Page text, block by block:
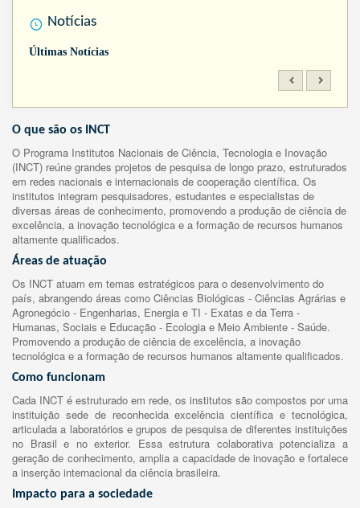
Notícias
Últimas Notícias
O que são os INCT
O Programa Institutos Nacionais de Ciência, Tecnologia e Inovação
(INCT) reúne grandes projetos de pesquisa de longo prazo, estruturados
em redes nacionais e internacionais de cooperação científica. Os
institutos integram pesquisadores, estudantes e especialistas de
diversas áreas de conhecimento, promovendo a produção de ciência de
excelência, a inovação tecnológica e a formação de recursos humanos
altamente qualificados.
Áreas de atuação
Os INCT atuam em temas estratégicos para o desenvolvimento do
país, abrangendo áreas como Ciências Biológicas - Ciências Agrárias e
Agronegócio - Engenharias, Energia e TI - Exatas e da Terra -
Humanas, Sociais e Educação - Ecologia e Meio Ambiente - Saúde.
Promovendo a produção de ciência de excelência, a inovação
tecnológica e a formação de recursos humanos altamente qualificados.
Como funcionam
Cada INCT é estruturado em rede, os institutos são compostos por uma
instituição sede de reconhecida excelência científica e tecnológica,
articulada a laboratórios e grupos de pesquisa de diferentes instituições
no Brasil e no exterior. Essa estrutura colaborativa potencializa a
geração de conhecimento, amplia a capacidade de inovação e fortalece
a inserção internacional da ciência brasileira.
Impacto para a sociedade